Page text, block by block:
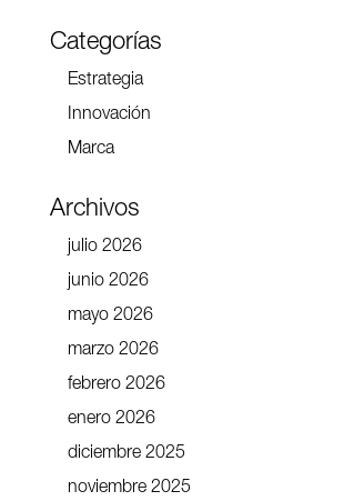
Categorías
Estrategia
Innovación
Marca
Archivos
julio 2026
junio 2026
mayo 2026
marzo 2026
febrero 2026
enero 2026
diciembre 2025
noviembre 2025